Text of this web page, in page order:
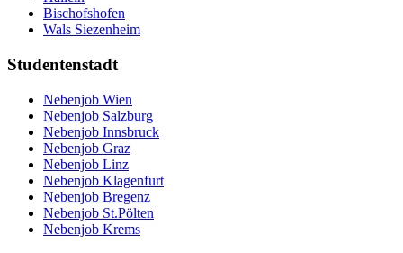
Bischofshofen
Wals Siezenheim
Studentenstadt
Nebenjob Wien
Nebenjob Salzburg
Nebenjob Innsbruck
Nebenjob Graz
Nebenjob Linz
Nebenjob Klagenfurt
Nebenjob Bregenz
Nebenjob St.Pölten
Nebenjob Krems